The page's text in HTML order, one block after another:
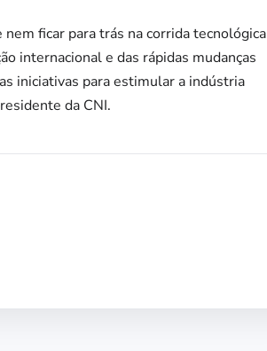
ficar para trás na corrida tecnológica
internacional e das rápidas mudanças
iniciativas para estimular a indústria
da CNI.